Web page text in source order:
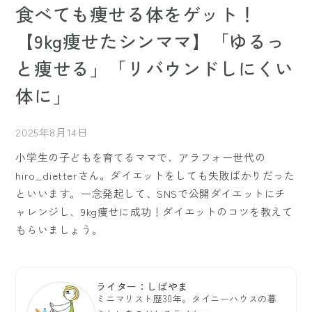
食べても痩せる体をゲット！
【9kg痩せたシンママ】「ゆるっ
と痩せる」「リバウンドしにくい
体に」
2025年8月14日
小学生の子どもを育てるママで、アラフォー世代の
hiro_dietterさん。ダイエットをしても失敗ばかりだった
といいます。一念発起して、SNSで公開ダイエットにチ
ャレンジし、9kg痩せに成功！ダイエットのコツを教えて
もらいましょう。
ライター：しばやま
ミニマリスト歴30年。タイニーハウスの暮